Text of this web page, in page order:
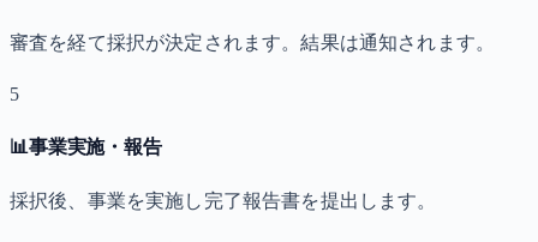
審査を経て採択が決定されます。結果は通知されます。
5
📊事業実施・報告
採択後、事業を実施し完了報告書を提出します。